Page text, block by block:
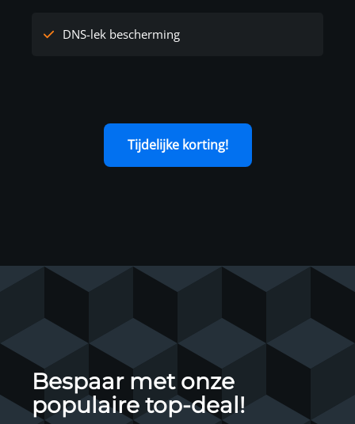
DNS-lek bescherming
Tijdelijke korting!
Bespaar met onze
populaire top-deal!